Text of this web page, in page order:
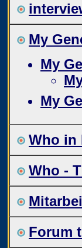
My
My
My
Who in
Who -
Forum